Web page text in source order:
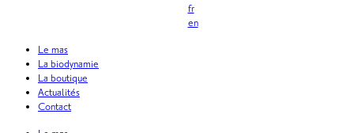
fr
en
Le mas
La biodynamie
La boutique
Actualités
Contact